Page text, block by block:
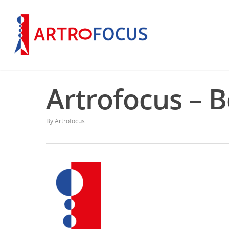
Artrofocus –
ByArtrofocus